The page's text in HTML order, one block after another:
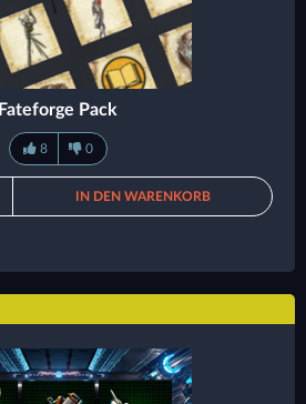
Fateforge Pack
8 0
IN DEN WARENKORB